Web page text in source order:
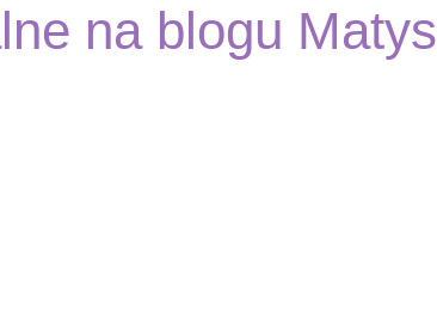
na blogu Matys